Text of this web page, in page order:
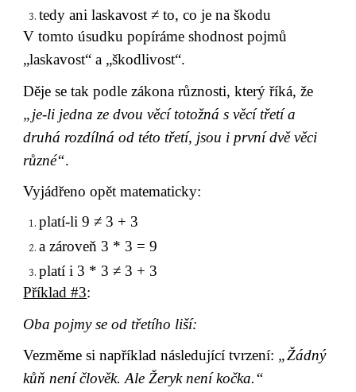
tedy ani laskavost ≠ to, co je na škodu
V tomto úsudku popíráme shodnost pojmů
„laskavost“ a „škodlivost“.
„je-li jedna ze dvou věcí totožná s věcí třetí a
druhá rozdílná od této třetí, jsou i první dvě věci
různé“.
Vyjádřeno opět matematicky:
platí-li 9 ≠ 3 + 3
a zároveň 3 * 3 = 9
platí i 3 * 3 ≠ 3 + 3
Příklad #3:
Oba pojmy se od třetího liší:
Vezměme si například následující tvrzení: „Žádný
kůň není člověk. Ale Žeryk není kočka.“